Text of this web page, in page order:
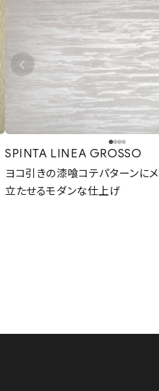
SPINTA LINEA GROSSO
ヨコ引きの漆喰コテパターンに
立たせるモダンな仕上げ